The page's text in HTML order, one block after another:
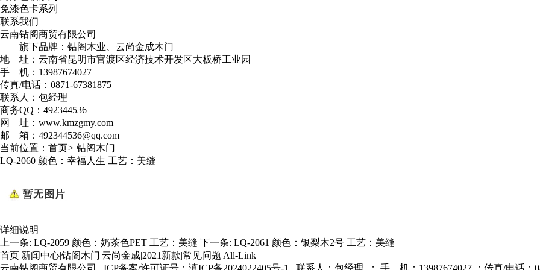
免漆色卡系列
联系我们
云南钻阁商贸有限公司
——旗下品牌：钻阁木业、云尚金成木门
地 址：云南省昆明市官渡区经济技术开发区大板桥工业园
手 机：13987674027
传真/电话：0871-67381875
联系人：包经理
商务QQ：492344536
网 址：www.kmzgmy.com
邮 箱：492344536@qq.com
当前位置： 首页> 钻阁木门
LQ-2060 颜色：幸福人生 工艺：美缝
详细说明
上一条: LQ-2059 颜色：奶茶色PET 工艺：美缝 下一条: LQ-2061 颜色：银梨木2号 工艺：美缝
首页|新闻中心|钻阁木门|云尚金成|2021新款|常见问题|All-Link
云南钻阁商贸有限公司 ICP备案/许可证号： 滇ICP备2024022405号-1 联系人：包经理 ； 手 机：13987674027 ； 传真/电话：